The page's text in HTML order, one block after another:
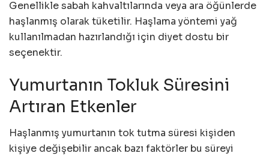
Genellikle sabah kahvaltılarında veya ara öğünlerde
haşlanmış olarak tüketilir. Haşlama yöntemi yağ
kullanılmadan hazırlandığı için diyet dostu bir
seçenektir.
Yumurtanın Tokluk Süresini
Artıran Etkenler
Haşlanmış yumurtanın tok tutma süresi kişiden
kişiye değişebilir ancak bazı faktörler bu süreyi